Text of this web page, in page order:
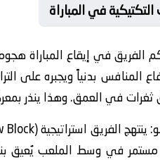
في المباراة
الفريق في إيقاع المباراة
المنافس بدنياً ويجبره على
ثغرات في العمق. وهذا ينذر
في وسط الملعب يُعيق بناء